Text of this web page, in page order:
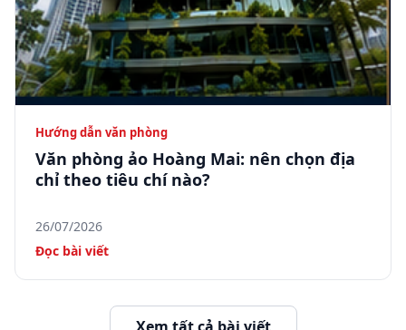
Hướng dẫn văn phòng
Văn phòng ảo Hoàng Mai: nên chọn địa
chỉ theo tiêu chí nào?
26/07/2026
Đọc bài viết